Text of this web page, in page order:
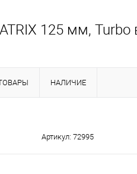
125 мм, Turbo
НАЛИЧИЕ
Артикул: 72995